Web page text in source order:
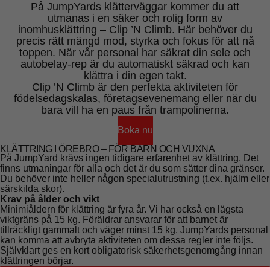
På JumpYards klätterväggar kommer du att
utmanas i en säker och rolig form av
inomhusklättring – Clip ’N Climb. Här behöver du
precis rätt mängd mod, styrka och fokus för att nå
toppen. När vår personal har säkrat din sele och
autobelay-rep är du automatiskt säkrad och kan
klättra i din egen takt.
Clip ’N Climb är den perfekta aktiviteten för
födelsedagskalas, företagsevenemang eller när du
bara vill ha en paus från trampolinerna.
Boka nu
KLÄTTRING I ÖREBRO – FÖR BARN OCH VUXNA
På JumpYard krävs ingen tidigare erfarenhet av klättring. Det
finns utmaningar för alla och det är du som sätter dina gränser.
Du behöver inte heller någon specialutrustning (t.ex. hjälm eller
särskilda skor).
Krav på ålder och vikt
Minimiåldern för klättring är fyra år. Vi har också en lägsta
viktgräns på 15 kg. Föräldrar ansvarar för att barnet är
tillräckligt gammalt och väger minst 15 kg. JumpYards personal
kan komma att avbryta aktiviteten om dessa regler inte följs.
Självklart ges en kort obligatorisk säkerhetsgenomgång innan
klättringen börjar.